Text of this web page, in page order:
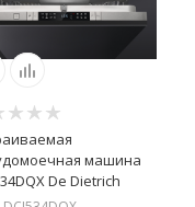
машина
De Dietrich